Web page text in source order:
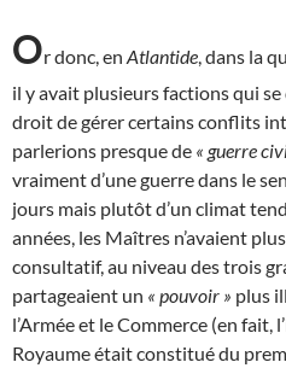
Or donc, en Atlantide , dans la
il y avait plusieurs factions qui
droit de gérer certains conflits
parlerions presque de « guerre
vraiment d’une guerre dans le
jours mais plutôt d’un climat
années, les Maîtres n’avaient
consultatif, au niveau des trois
partageaient un « pouvoir » plus
l’Armée et le Commerce (en fait,
Royaume était constitué du